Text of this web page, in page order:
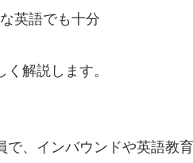
英語でも十分
く解説します。
で、インバウンドや英語教